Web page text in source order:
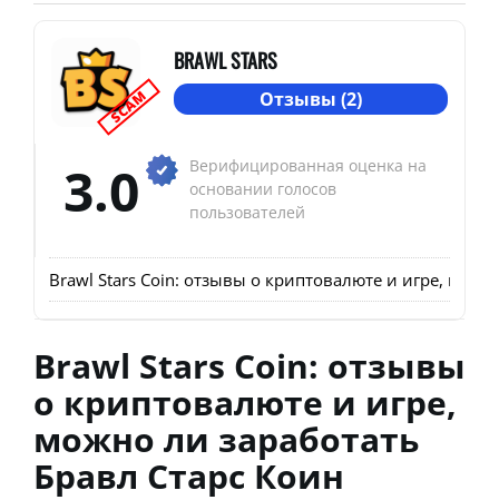
SCAM
BRAWL STARS
Отзывы (2)
3.0
Верифицированная оценка на
основании голосов
пользователей
Brawl Stars Coin: отзывы о криптовалюте и игре,
Brawl Stars Coin: отзывы
о криптовалюте и игре,
можно ли заработать
Бравл Старс Коин